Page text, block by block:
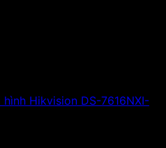
Hikvision DS-7616NXI-